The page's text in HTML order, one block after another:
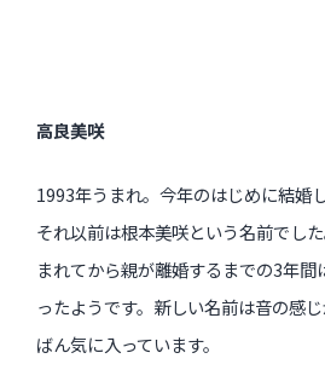
高良美咲
1993年うまれ。今年のはじめに結婚
それ以前は根本美咲という名前でし
まれてから親が離婚するまでの3年
ったようです。新しい名前は音の感
ばん気に入っています。